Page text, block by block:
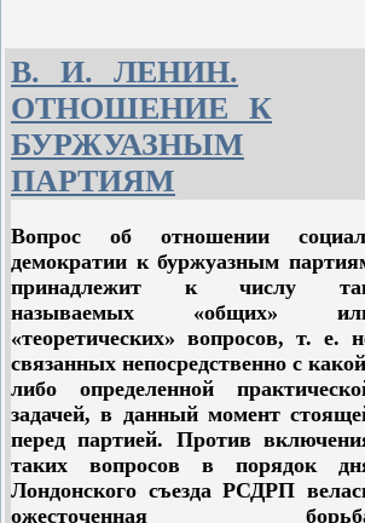
были отправлены на каторгу и в
ссылку на поселение.
Новый избирательный закон был
составлен так, что намного
увеличивал количество
торгово-промышленной
в думе. В то же время в
раз сокращалось и до
небольшое число
крестьян и рабочих.
III дума по своему составу
черносотенно-кадетской. Из
числа 442 депутатов в ней
правых (черносотенцев) –
октябристов и членов
им групп – 113, кадетов и
В. И. ЛЕНИН.
ОТНОШЕНИЕ К
БУРЖУАЗНЫМ
ПАРТИЯМ
Вопрос об отношении
демократии к буржуазным
принадлежит к числу
называемых «общих»
«теоретических» вопросов, т. е.
связанных непосредственно с
либо определенной
задачей, в данный момент
перед партией. Против
таких вопросов в порядок
Лондонского съезда РСДРП
ожесточенная